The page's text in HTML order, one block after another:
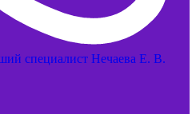
специалист Нечаева Е. В.